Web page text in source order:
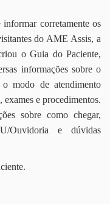
corretamente os
do AME Assis, a
o Guia do Paciente,
informações sobre o
modo de atendimento
exames e procedimentos.
sobre como chegar,
Ouvidoria e dúvidas